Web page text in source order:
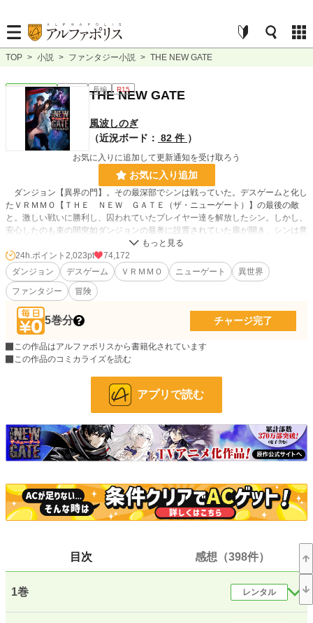
TOP > 小説 > ファンタジー小説 > THE NEW GATE
ファンタジー 連載中 長編 R15
THE NEW GATE
風波しのぎ
（近況ボード： 82 件 ）
お気に入りに追加して更新通知を受け取ろう
お気に入り追加
ダンジョン【異界の門】。その最深部でシンは戦っていた。デスゲームと化し
たＶＲＭＭＯ【ＴＨＥ ＮＥＷ ＧＡＴＥ（ザ・ニューゲート）】の最後の敵
と。激しい戦いに勝利し、囚われていたプレイヤー達を解放したシン。しかし、
安心したのも束の間突如ダンジョンの最奥に設置されていた扉が開き、シンは意
識を失う。目覚めたとき、シンの目の前に広がっていたのは本物の【ＴＨＥ Ｎ
ＥＷ ＧＡＴＥ】の世界だった。
小説 635 位 / 228,724 件
ファンタジー
お気に入り
24h.ポイント 2,023 pt
3,253,819
2026.08.02 15:32
初回公開日時 2016.08.31 20:42
週間ポイント 16,366 pt (565 位)
月間ポイント 70,215 pt (595 位)
年間ポイント 523,854 pt (967 位)
24h.ポイント 2,023pt
74,172
ダンジョン
デスゲーム ＶＲＭＭＯ ニューゲート
異世界
ファンタジー
冒険
5巻分 チャージ完了
この作品はアルファポリスから書籍化されています
この作品のコミカライズを読む
アプリで読む
目次 感想（398件）
1巻 レンタル